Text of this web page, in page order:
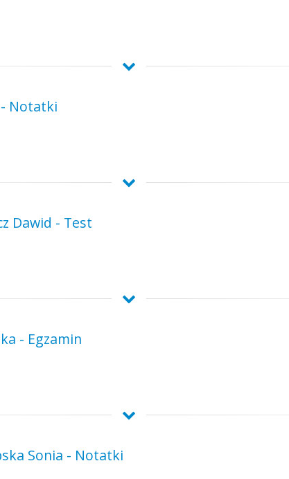
- Notatki
Dawid - Test
- Egzamin
Sonia - Notatki